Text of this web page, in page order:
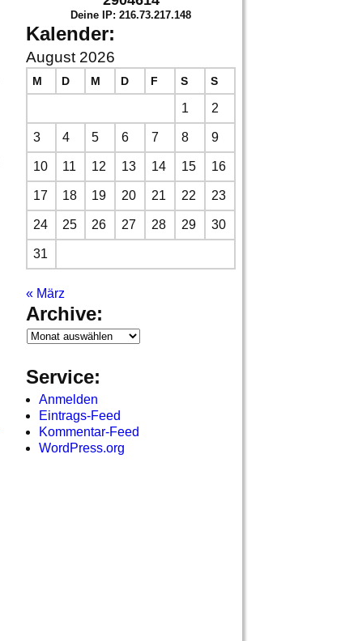
Deine IP: 216.73.217.148
Kalender:
August 2026
M D M D F S S
1 2
3 4 5 6 7 8 9
10 11 12 13 14 15 16
17 18 19 20 21 22 23
24 25 26 27 28 29 30
31
« März
Archive:
Service:
Anmelden
Eintrags-Feed
Kommentar-Feed
WordPress.org